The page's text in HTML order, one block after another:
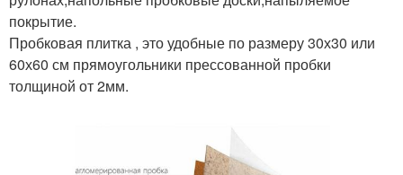
покрытие.
Пробковая плитка , это удобные по размеру 30х30 или
60х60 см прямоугольники прессованной пробки
толщиной от 2мм.